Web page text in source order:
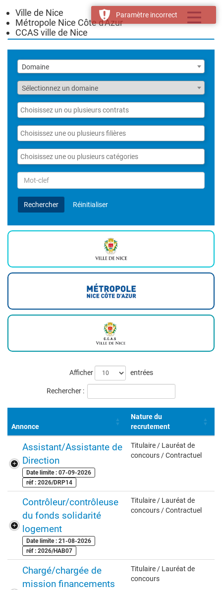
Toggle
Ville de Nice
Métropole Nice Côte d'Azur
CCAS ville de Nice
Liste
des
domaines
Domaine
Fonction
Sélectionnez un domaine
Liste
des
contrats
Liste
des
filières
Liste
des
catégories
Rechercher
par
Mot-
clefRechercher Réinitialiser
offres
Afficher entrées
Rechercher :
Annonce
Nature du
recrutement
Assistant/Assistante de
Direction
Date limite : 07-09-2026
réf : 2026/DRP14
Titulaire / Lauréat de
concours / Contractuel
Contrôleur/contrôleuse
du fonds solidarité
logement
Date limite : 21-08-2026
réf : 2026/HAB07
Titulaire / Lauréat de
concours / Contractuel
Chargé/chargée de
mission financements
Titulaire / Lauréat de
concours
Paramètre incorrect